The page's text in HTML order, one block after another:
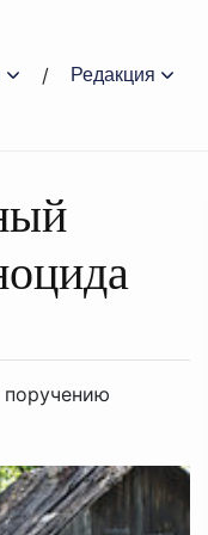
Редакция